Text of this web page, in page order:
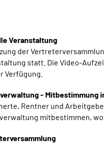
Veranstaltung
der
statt. Die Video-
Verfügung.
- Mitbestimmung
Rentner und
mitbestimmen,